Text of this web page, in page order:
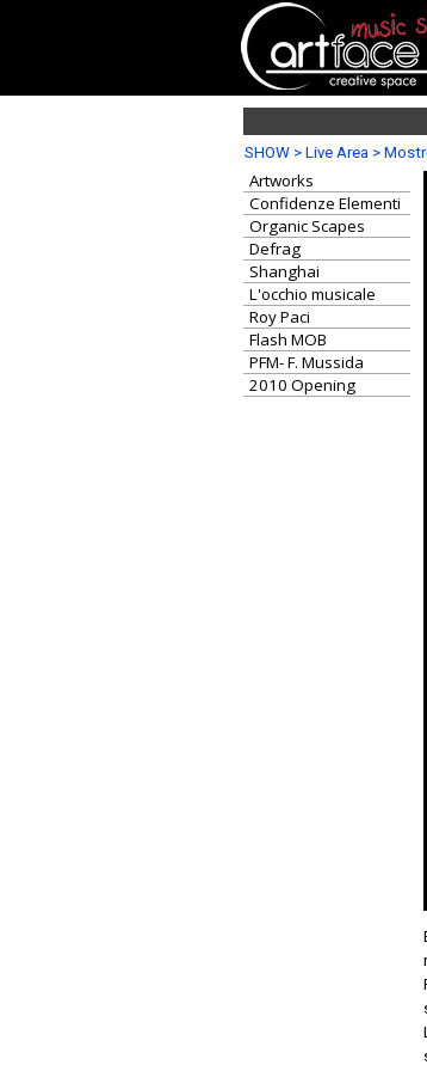
SHOW > Live Area >
Artworks
Confidenze Elementi
Organic Scapes
Defrag
Shanghai
L'occhio musicale
Roy Paci
Flash MOB
PFM- F. Mussida
2010 Opening